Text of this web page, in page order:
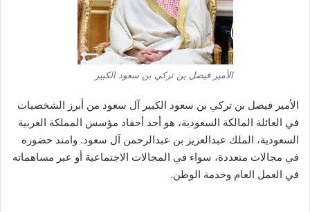
الأمير فيصل بن تركي بن سعود الكبير
الأمير فيصل بن تركي بن سعود الكبير آل سعود من أبرز الشخصيات
في العائلة المالكة السعودية، هو أحد أحفاد مؤسس المملكة العربية
السعودية، الملك عبدالعزيز بن عبدالرحمن آل سعود. وامتد حضوره
في مجالات متعددة، سواء في المجالات الاجتماعية أو عبر مساهماته
في العمل العام وخدمة الوطن.